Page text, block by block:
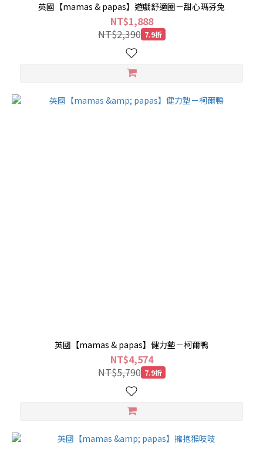
英國【mamas & papas】遊戲舒適圈－甜心瑪芬兔
NT$1,888
NT$2,390 7.9折
英國【mamas & papas】健力墊－柯爾鴨
NT$4,574
NT$5,790 7.9折